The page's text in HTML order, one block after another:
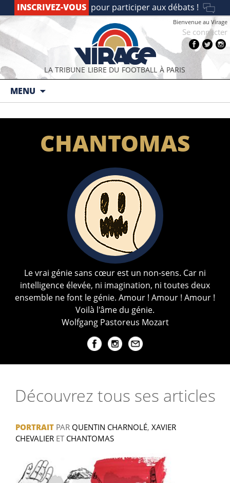
INSCRIVEZ-VOUS pour participer aux débats !
LA TRIBUNE LIBRE DU FOOTBALL À PARIS
Bienvenue au Virage
Se connecter
MENU
Aller au contenu principal
CHANTOMAS
Le vrai génie sans cœur est un non-sens. Car ni
intelligence élevée, ni imagination, ni toutes deux
ensemble ne font le génie. Amour ! Amour ! Amour !
Voilà l'âme du génie.
Wolfgang Pastoreus Mozart
Découvrez tous ses articles
PORTRAIT PAR QUENTIN CHARNOLÉ, XAVIER
CHEVALIER ET CHANTOMAS